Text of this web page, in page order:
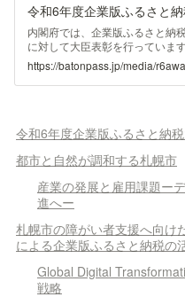
内閣府では、企業版ふるさと納
に対して大臣表彰を行っていま
まり、2024年12月には授賞式も
版ふるさと納税大臣表彰を受賞
https://batonpass.jp/media/
令和6年度企業版ふるさと納
都市と自然が調和する札幌市
産業の発展と雇用課題ー
進へー
札幌市の障がい者支援へ向け
による企業版ふるさと納税の
Global Digital
戦略